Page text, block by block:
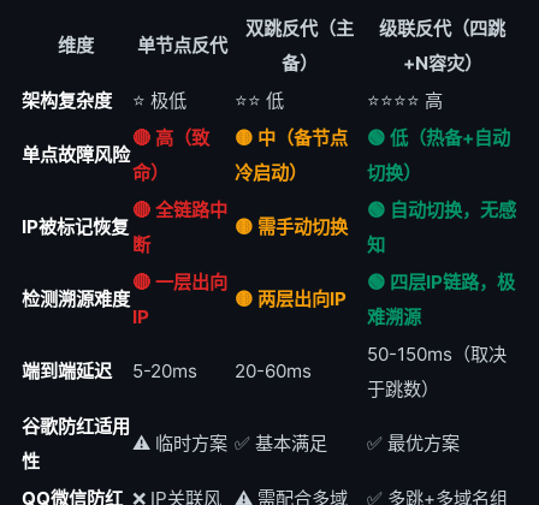
维度 单节点反代
双跳反代（主
备）
级联反代（四跳
+N容灾）
架构复杂度
⭐ 极低 ⭐⭐ 低 ⭐⭐⭐⭐ 高
单点故障风险
🔴 高（致
命）
🟡 中（备节点
冷启动）
🟢 低（热备+自动
切换）
IP被标记恢复
🔴 全链路中
断
🟡 需手动切换
🟢 自动切换，无感
知
检测溯源难度
🔴 一层出向
IP
🟡 两层出向IP
🟢 四层IP链路，极
难溯源
端到端延迟 5-20ms 20-60ms
50-150ms（取决
于跳数）
谷歌防红适用
性
⚠️ 临时方案 ✅ 基本满足 ✅ 最优方案
QQ微信防红 ❌ IP关联风 ⚠️ 需配合多域
✅ 多跳+多域名组